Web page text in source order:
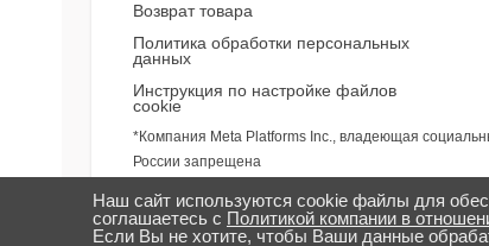
Возврат товара
Политика обработки персональных
данных
Инструкция по настройке файлов
cookie
*Компания Meta Platforms Inc., владеющая
России запрещена
Задать
Наш сайт используются cookie файлы для
соглашаетесь с Политикой компании в
Если Вы не хотите, чтобы Ваши данные